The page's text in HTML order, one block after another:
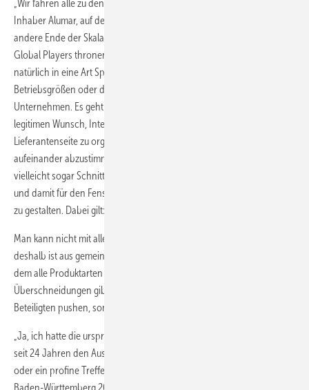
„Wir fahren alle zu den gleichen Kunden“, brachte es Robin Titzkus,
Inhaber Alumar, auf den Punkt. Sein Unternehmen repräsentiert das
andere Ende der Skala, an dessen Spitze Gutmann oder profine als
Global Players thronen. Glaubt man Thomas Reinert, der recht
natürlich in eine Art Sprecherfunktion schlüpft, geht’s aber nicht um
Betriebsgrößen oder die persönliche Position der Anwesenden im
Unternehmen. Es geht im Suppliers’ Club um den vollkommen
legitimen Wunsch, Interessen ähnlich einer FLG auch auf
Lieferantenseite zu organisieren, möglicherweise Leistungen
aufeinander abzustimmen und diese dadurch attraktiver zu machen,
vielleicht sogar Schnittstellen zwischen Produkten zu harmonisieren
und damit für den Fenster bauenden Endkunden besser handhabbar
zu gestalten. Dabei gilt: Es dürfen meistens nicht alle mitspielen.
Man kann nicht mit allen Lieferantenfirmen gleichzeitig diskutieren,
deshalb ist aus gemeinsamen Projekten ein Team entstanden, mit
dem alle Produktarten abgedeckt sind und es möglichst wenig
Überschneidungen gibt. Die Ergebnisse sollen aber nicht nur die
Beteiligten pushen, sondern die ganze Branche.
„Ja, ich hatte die ursprüngliche Idee – aber es gibt eben Vorbilder wie
seit 24 Jahren den Austausch an den Bad Wildunger Fenstertagen
oder ein profine Treffen aller Außendienstmitarbeiter in Bayern und
Baden-Württemberg 2007 in Nürnberg, an denen ich mich orientiert